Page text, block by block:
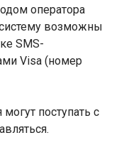
оператора
возможны
SMS-
Visa (номер
поступать с